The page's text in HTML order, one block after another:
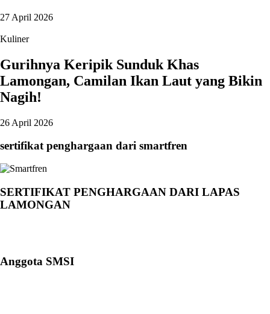
27 April 2026
Kuliner
Gurihnya Keripik Sunduk Khas
Lamongan, Camilan Ikan Laut yang Bikin
Nagih!
26 April 2026
sertifikat penghargaan dari smartfren
SERTIFIKAT PENGHARGAAN DARI LAPAS
LAMONGAN
Anggota SMSI